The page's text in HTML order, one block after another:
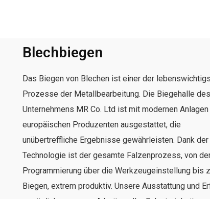
Blechbiegen
Das Biegen von Blechen ist einer der
Prozesse der Metallbearbeitung. Die Biegehalle des
Unternehmens MR Co. Ltd ist mit modernen
europäischen Produzenten ausgestattet, die
unübertreffliche Ergebnisse gewährleisten. Dank der
Technologie ist der gesamte Falzenprozess, von
Programmierung über die Werkzeugeinstellung bis
Biegen, extrem produktiv. Unsere Ausstattung und